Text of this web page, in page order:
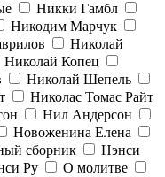
Никки Гамбл
Никодим Марчук
Николай
Николай Копец
Николай Шепель
Николас Томас Райт
Нил Андерсон
Новоженина Елена
сборник
Нэнси
Ру
О молитве